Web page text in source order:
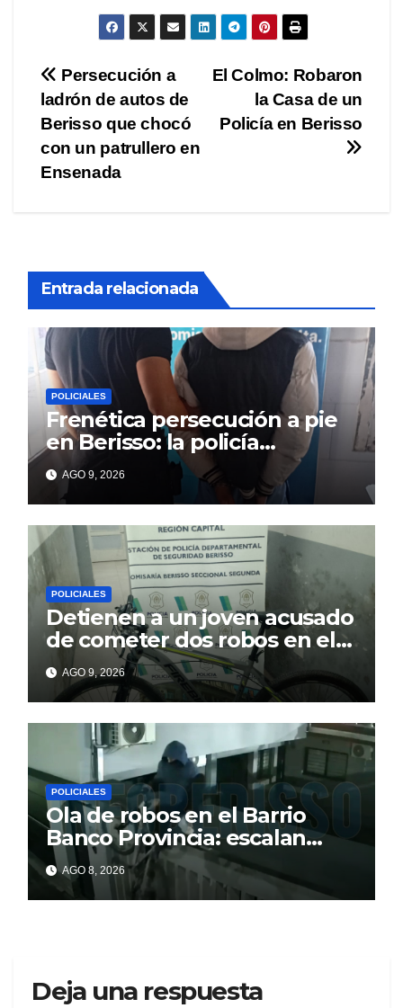
Navegación
de
entradas
El Colmo: Robaron
la Casa de un
Policía en Berisso
Persecución a
ladrón de autos de
Berisso que chocó
con un patrullero en
Ensenada
Entrada relacionada
POLICIALES
Frenética persecución a pie
en Berisso: la policía
reconoció a un prófugo y lo
atrapó tras un intento de
fuga
AGO 9, 2026
POLICIALES
Detienen a un joven acusado
de cometer dos robos en el
barrio Banco Provincia
AGO 9, 2026
POLICIALES
Ola de robos en el Barrio
Banco Provincia: escalan
paredes en la noche y nadie
responde
AGO 8, 2026
Deja una respuesta